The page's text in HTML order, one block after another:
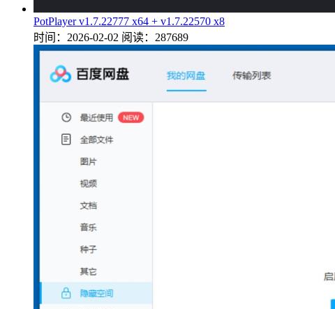
PotPlayer v1.7.22777 x64 + v1.7.22570 x8
时间：2026-02-02 阅读：287689